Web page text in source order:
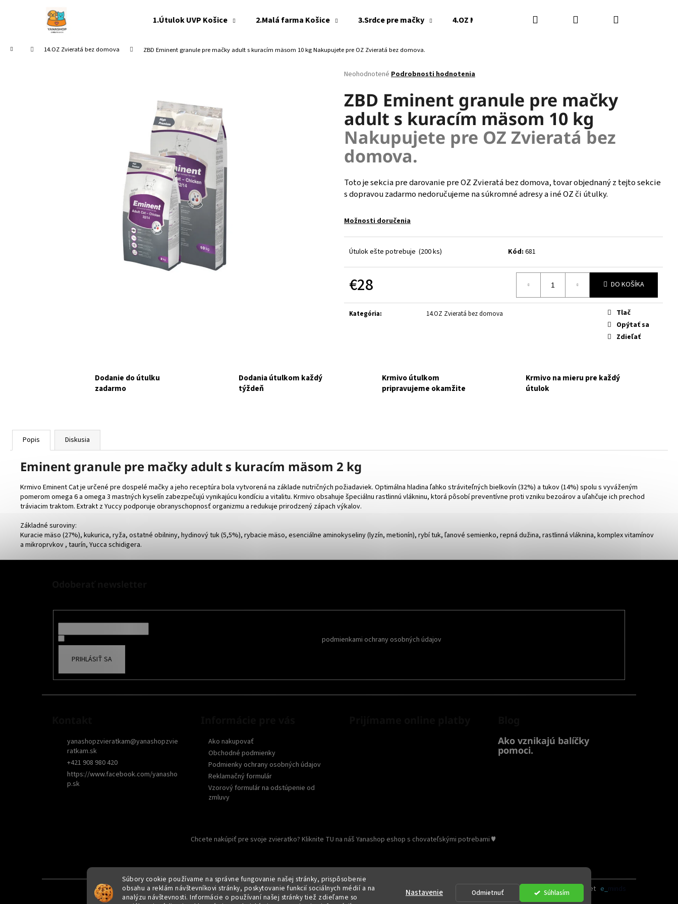
Súbory cookie používame na správne fungovanie našej stránky, prispôsobenie
obsahu a reklám návštevníkovi stránky, poskytovanie funkcií sociálnych médií a na
analýzu návštevnosti. Informácie o používaní našej stránky tiež zdieľame so
Súhlasím
Odmietnuť
Nastavenie
1.Útulok UVP Košice 2.Malá farma Košice 3.Srdce pre mačky 4.OZ Mačky Humenné 5.Darinka Švedová
Hľadať PrihlásenieNákupný
Domov 14.OZ Zvieratá bez domova ZBD Eminent granule pre mačky adult s kuracím mäsom 10 kgNakupujete pre OZ Zvieratá bez domova.
Priemerné
produktu
je
z
5
hviezdičiek.
Neohodnotené Podrobnosti hodnotenia
ZBD Eminent granule pre mačky
adult s kuracím mäsom 10 kg
Nakupujete pre OZ Zvieratá bez
domova.
Toto je sekcia pre darovanie pre OZ Zvieratá bez domova, tovar objednaný z tejto sekcie
s dopravou zadarmo nedoručujeme na súkromné adresy a iné OZ či útulky.
Možnosti doručenia
Útulok ešte potrebuje (200 ks) Kód: 681
€28
cena:
DO KOŠÍKA
Kategória: 14.OZ Zvieratá bez domova
Tlač
Opýtať sa
Zdieľať
Dodanie do útulku
zadarmo
Dodania útulkom každý
týždeň
Krmivo útulkom
pripravujeme okamžite
Krmivo na mieru pre každý
útulok
Popis Diskusia
Eminent granule pre mačky adult s kuracím mäsom 2 kg
Krmivo Eminent Cat je určené pre dospelé mačky a jeho receptúra bola vytvorená na základe nutričných požiadaviek. Optimálna hladina ľahko stráviteľných bielkovín (32%) a tukov (14%) spolu s vyváženým
pomerom omega 6 a omega 3 mastných kyselín zabezpečujú vynikajúcu kondíciu a vitalitu. Krmivo obsahuje špeciálnu rastlinnú vlákninu, ktorá pôsobí preventívne proti vzniku bezoárov a uľahčuje ich prechod
tráviacim traktom. Extrakt z Yuccy podporuje obranyschopnosť organizmu a redukuje prirodzený zápach výkalov.
Základné suroviny:
Kuracie mäso (27%), kukurica, ryža, ostatné obilniny, hydinový tuk (5,5%), rybacie mäso, esenciálne aminokyseliny (lyzín, metionín), rybí tuk, ľanové semienko, repná dužina, rastlinná vláknina, komplex vitamínov
a mikroprvkov , taurín, Yucca schidigera.
Späť
Späť
Čo potrebujete nájsť?
HĽADAŤ
Nasledujúce
MF NUEVO DOG JUNIOR CHICKEN & BEEF
MENUE KONZERVA – 400GNAKUPUJETE PRE
MF FARMINA VET LIFE DOG
GASTROINTESTINAL KONZERVA 300 G
NAKUPUJETE PRE MALÚ FARMU.
BEZ ROZHODOVANIANAKUPUJETE PRE MALÚ
podmienkami ochrany osobných údajov
PRIHLÁSIŤ SA
yanashopzvieratkam@yanashopzvie
ratkam.sk
+421 908 980 420
https://www.facebook.com/yanasho
p.sk
Ako nakupovať
Obchodné podmienky
Podmienky ochrany osobných údajov
Reklamačný formulár
Vzorový formulár na odstúpenie od
zmluvy
Ako vznikajú balíčky
pomoci.
Chcete nakúpiť pre svoje zvieratko? Kliknite TU na náš Yanashop eshop s chovateľskými potrebami ♥
Vytvoril Shoptet e_ minds
Copyright 2026yanashopzvieratkam.sk. Všetky práva vyhradené.Upraviť nastavenie cookies